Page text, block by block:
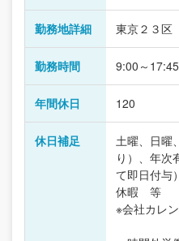
勤務地詳細 東京２３区
勤務時間 9:00～17:45
年間休日 120
休日補足
土曜、日曜
り）、年次
て即日付与
休暇 等
※会社カレ